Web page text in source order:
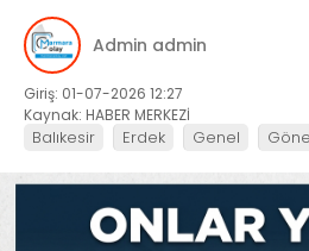
Admin admin
Giriş: 01-07-2026 12:27
Kaynak: HABER MERKEZİ
Balıkesir Erdek Genel